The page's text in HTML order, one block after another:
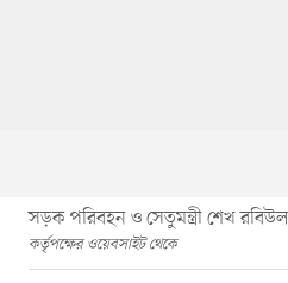
সড়ক পরিবহন ও সেতুমন্ত্রী শেখ
কর্তৃপক্ষের ওয়েবসাইট থেকে